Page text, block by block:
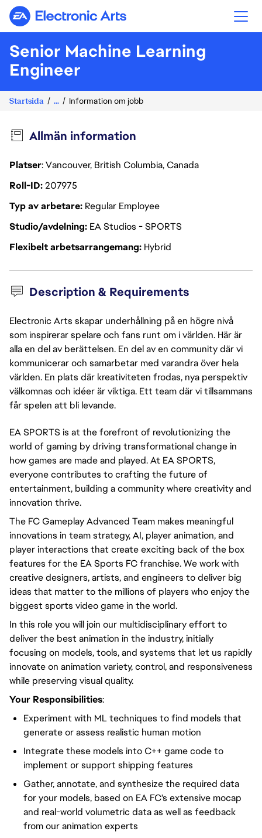
Electronic Arts
Senior Machine Learning
Engineer
Startsida ... Information om jobb
Allmän information
Platser: Vancouver, British Columbia, Canada
Roll-ID207975
Typ av arbetare Regular Employee
Studio/avdelning EA Studios - SPORTS
Flexibelt arbetsarrangemang Hybrid
Description & Requirements
Electronic Arts skapar underhållning på en högre nivå
som inspirerar spelare och fans runt om i världen. Här är
alla en del av berättelsen. En del av en community där vi
kommunicerar och samarbetar med varandra över hela
världen. En plats där kreativiteten frodas, nya perspektiv
välkomnas och idéer är viktiga. Ett team där vi tillsammans
får spelen att bli levande.
EA SPORTS is at the forefront of revolutionizing the
world of gaming by driving transformational change in
how games are made and played. At EA SPORTS,
everyone contributes to crafting the future of
entertainment, building a community where creativity and
innovation thrive.
The FC Gameplay Advanced Team makes meaningful
innovations in team strategy, AI, player animation, and
player interactions that create exciting back of the box
features for the EA Sports FC franchise. We work with
creative designers, artists, and engineers to deliver big
ideas that matter to the millions of players who enjoy the
biggest sports video game in the world.
In this role you will join our multidisciplinary effort to
deliver the best animation in the industry, initially
focusing on models, tools, and systems that let us rapidly
innovate on animation variety, control, and responsiveness
while preserving visual quality.
Your Responsibilities:
Experiment with ML techniques to find models that
generate or assess realistic human motion
Integrate these models into C++ game code to
implement or support shipping features
Gather, annotate, and synthesize the required data
for your models, based on EA FC's extensive mocap
and real-world volumetric data as well as feedback
from our animation experts